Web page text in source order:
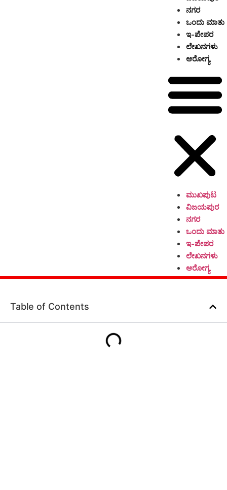
ನಗರ
ಒಂದು ಮಾತು
ಇ-ಪೇಪರ
ಲೇಖನಗಳು
ಆರೋಗ್ಯ
ಮುಖಪುಟ
ವಿಜಯಪುರ
ನಗರ
ಒಂದು ಮಾತು
ಇ-ಪೇಪರ
ಲೇಖನಗಳು
ಆರೋಗ್ಯ
Table of Contents